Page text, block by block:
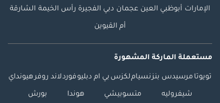
الإمارات أبوظبي العين عجمان دبي الفجيرة رأس الخيمة الشارقة
أم القيوين
مستعملة الماركة المشهورة
تويوتا مرسيدس بنزنسياملكزس بي ام دبليوفوردلاند روفرهيونداي
شيفروليه متسوبيشي هوندا بورش